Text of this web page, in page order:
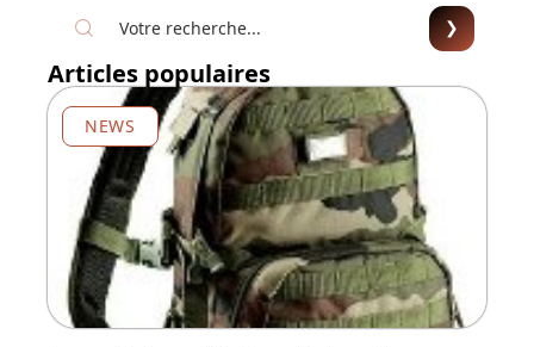
Articles populaires
NEWS